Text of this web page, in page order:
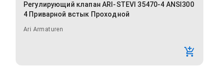
Регулирующий клапан ARI-STEVI 35470-4 ANSI300
4 Приварной встык Проходной
Ari Armaturen